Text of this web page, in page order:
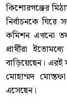
কিশোরগঞ্জের
নির্বাচনকে ঘিরে
কমিশন এখনো
প্রার্থীরা
বাড়িয়েছেন। এরই
মোহাম্মদ
এসেছেন।